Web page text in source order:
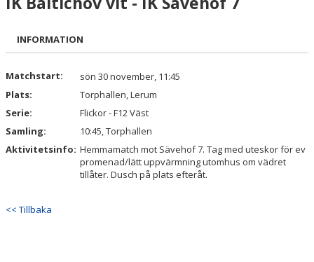
BILDGALLERI
DOKUMENT
KONTAKT
INFORMATION
Matchstart:
sön 30 november, 11:45
Plats:
Torphallen, Lerum
Serie:
Flickor - F12 Väst
Samling:
10:45, Torphallen
Aktivitetsinfo: Hemmamatch mot Sävehof 7. Tag med uteskor för ev
promenad/lätt uppvärmning utomhus om vädret
tillåter. Dusch på plats efteråt.
<< Tillbaka